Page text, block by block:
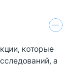
которые
а